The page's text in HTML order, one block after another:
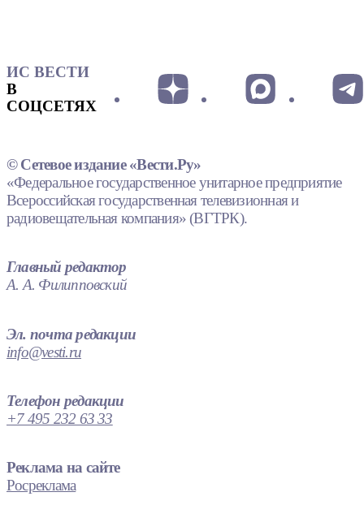
ИС ВЕСТИ
В
СОЦСЕТЯХ
© Сетевое издание «Вести.Ру»
«Федеральное государственное унитарное предприятие
Всероссийская государственная телевизионная и
радиовещательная компания» (ВГТРК).
Главный редактор
А. А. Филипповский
Эл. почта редакции
info@vesti.ru
Телефон редакции
+7 495 232 63 33
Реклама на сайте
Росреклама